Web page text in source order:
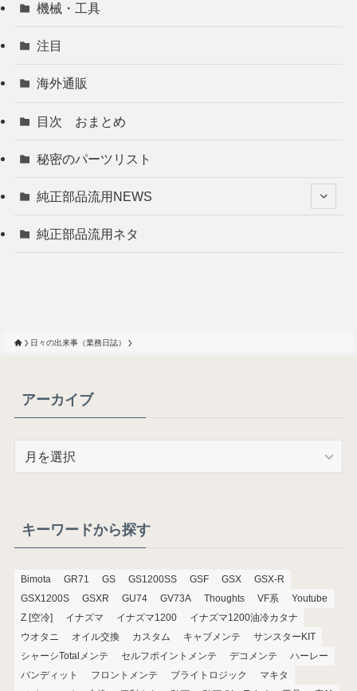
機械・工具
注目
海外通販
目次 おまとめ
秘密のパーツリスト
純正部品流用NEWS
純正部品流用ネタ
日々の出来事（業務日誌）
アーカイブ
ブキーワードから探す
Bimota GR71 GS GS1200SS GSF GSX
GSX-R
GSX1200S
GSXR GU74 GV73A Thoughts VF系
Youtube
Z [空冷]
イナズマ イナズマ1200
イナズマ1200油冷カタナ
ウオタニ
オイル交換 カスタム キャブメンテ
サンスターKIT
シャーシTotalメンテ
セルフポイントメンテ デコメンテ
ハーレー
バンディット
フロントメンテ ブライトロジック
マキタ